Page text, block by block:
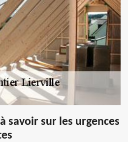
savoir sur les urgences